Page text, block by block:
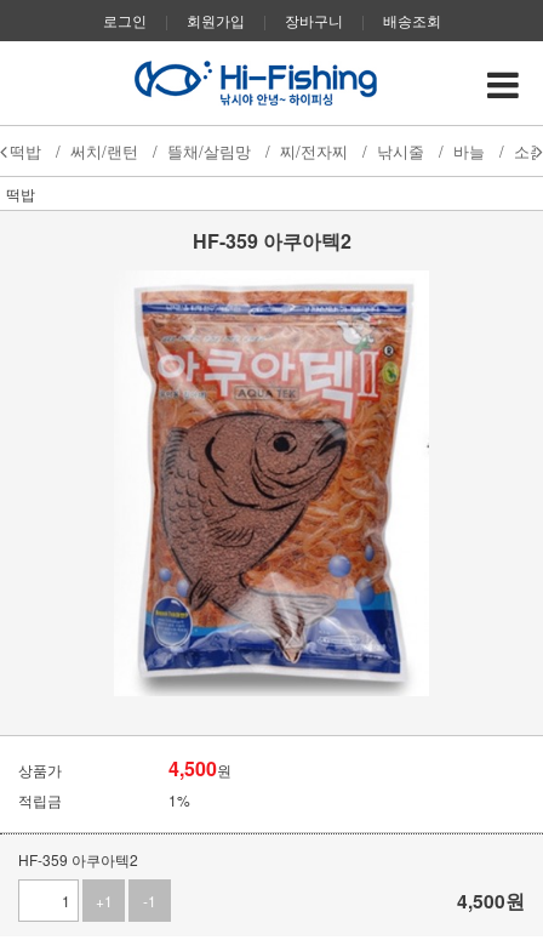
로그인 | 회원가입 | 장바구니 | 배송조회
떡밥 / 써치/랜턴 / 뜰채/살림망 / 찌/전자찌 / 낚시줄 / 바늘 / 소
떡밥
HF-359 아쿠아텍2
상품가 4,500원
적립금
1%
HF-359 아쿠아텍2
+1
-1 4,500원